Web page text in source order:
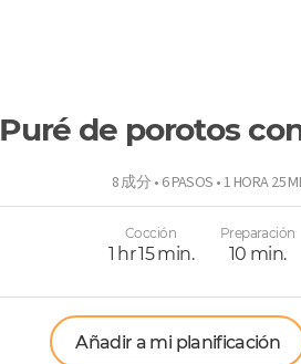
Puré de porotos
8 成分 • 6 PASOS • 1 HORA 25
Cocción
1 hr 15 min.
Preparación
10 min.
Añadir a mi planificación